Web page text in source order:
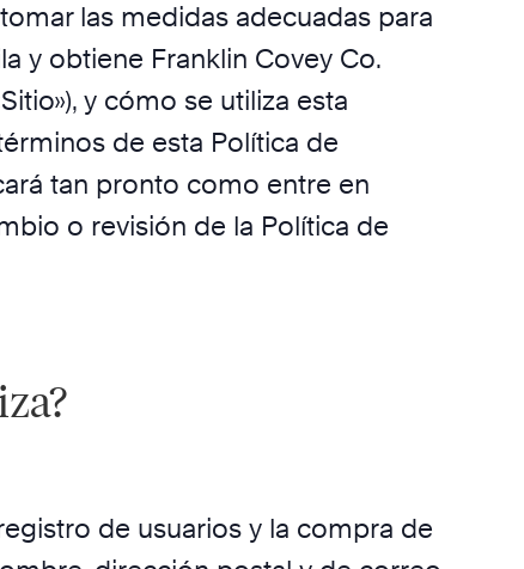
las medidas adecuadas para
y obtiene Franklin Covey Co.
y cómo se utiliza esta
de esta Política de
tan pronto como entre en
o revisión de la Política de
de usuarios y la compra de